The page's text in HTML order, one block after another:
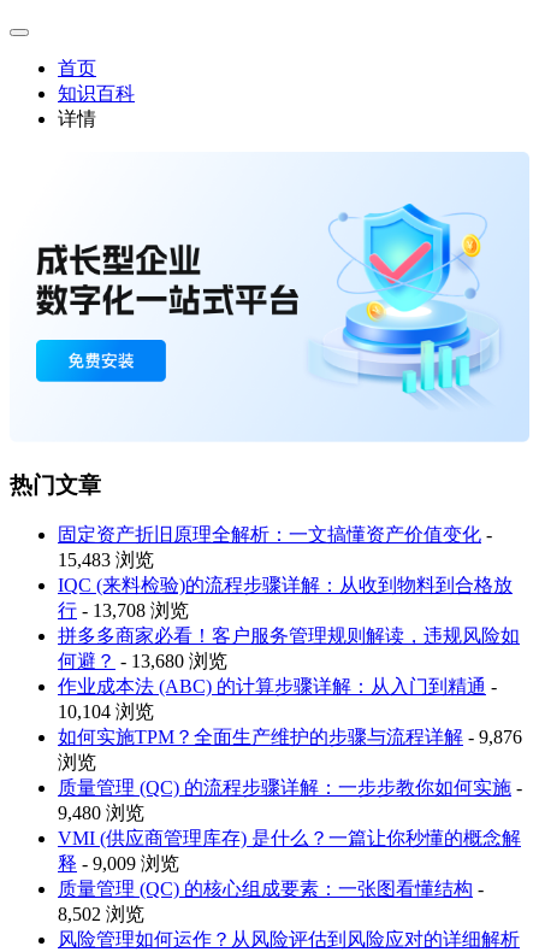
首页
知识百科
详情
热门文章
固定资产折旧原理全解析：一文搞懂资产价值变化 -
15,483 浏览
IQC (来料检验)的流程步骤详解：从收到物料到合格放
行 - 13,708 浏览
拼多多商家必看！客户服务管理规则解读，违规风险如
何避？ - 13,680 浏览
作业成本法 (ABC) 的计算步骤详解：从入门到精通 -
10,104 浏览
如何实施TPM？全面生产维护的步骤与流程详解 - 9,876
浏览
质量管理 (QC) 的流程步骤详解：一步步教你如何实施 -
9,480 浏览
VMI (供应商管理库存) 是什么？一篇让你秒懂的概念解
释 - 9,009 浏览
质量管理 (QC) 的核心组成要素：一张图看懂结构 -
8,502 浏览
风险管理如何运作？从风险评估到风险应对的详细解析